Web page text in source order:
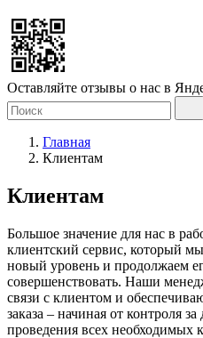
Оставляйте отзывы о нас в
Главная
Клиентам
Клиентам
Большое значение для нас в
клиентский сервис, который
новый уровень и продолжаем
совершенствовать. Наши
связи с клиентом и
заказа – начиная от контроля
проведения всех необходимых